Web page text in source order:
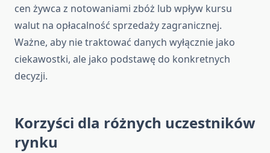
cen żywca z notowaniami zbóż lub wpływ kursu
walut na opłacalność sprzedaży zagranicznej.
Ważne, aby nie traktować danych wyłącznie jako
ciekawostki, ale jako podstawę do konkretnych
decyzji.
Korzyści dla różnych uczestników
rynku